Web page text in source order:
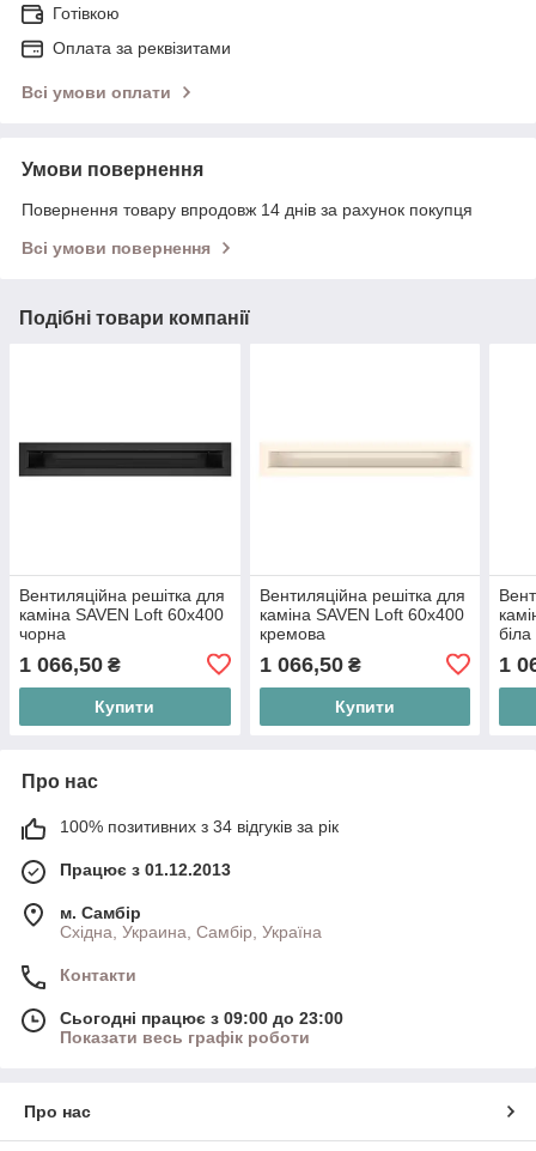
Готівкою
Оплата за реквізитами
Всі умови оплати
Умови повернення
Повернення товару впродовж 14 днів за рахунок покупця
Всі умови повернення
Подібні товари компанії
Вентиляційна решітка для
каміна SAVEN Loft 60х400
чорна
1 066,50 ₴
Купити
Вентиляційна решітка для
каміна SAVEN Loft 60х400
кремова
1 066,50₴
Купити
біла
1
Про нас
100% позитивних з 34 відгуків за рік
Працює з 01.12.2013
м. Самбір
Східна, Украина, Самбір, Україна
Контакти
Сьогодні працює з 09:00 до 23:00
Показати весь графік роботи
Про нас